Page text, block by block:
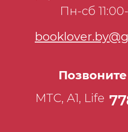
Пн-сб
МТС, А1, Life